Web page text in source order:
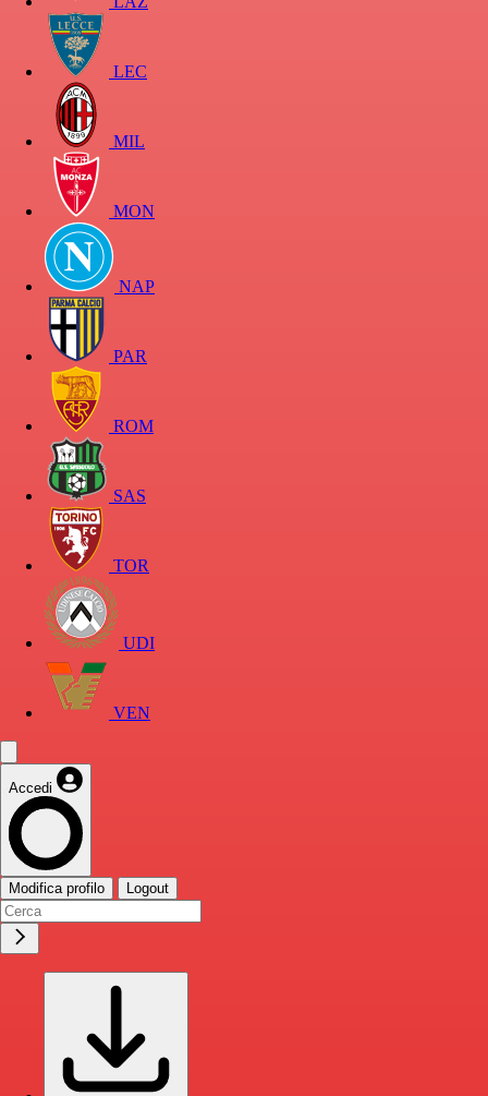
LEC
MIL
MON
NAP
PAR
ROM
SAS
TOR
UDI
VEN
Accedi
Modifica profilo Logout